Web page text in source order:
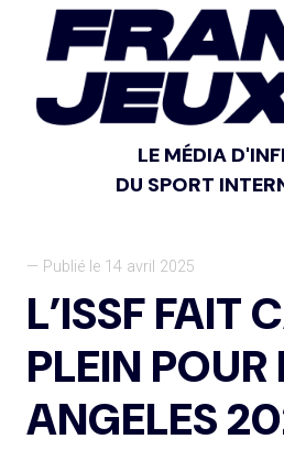
LE MÉDIA
DU SPORT
— Publié le 14 avril 2025
L’ISSF FAIT
PLEIN POUR
ANGELES